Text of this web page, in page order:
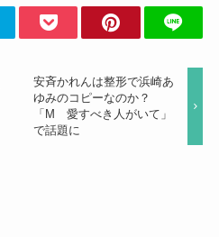
安斉かれんは整形で浜崎あ
ゆみのコピーなのか？
「M 愛すべき人がいて」
で話題に